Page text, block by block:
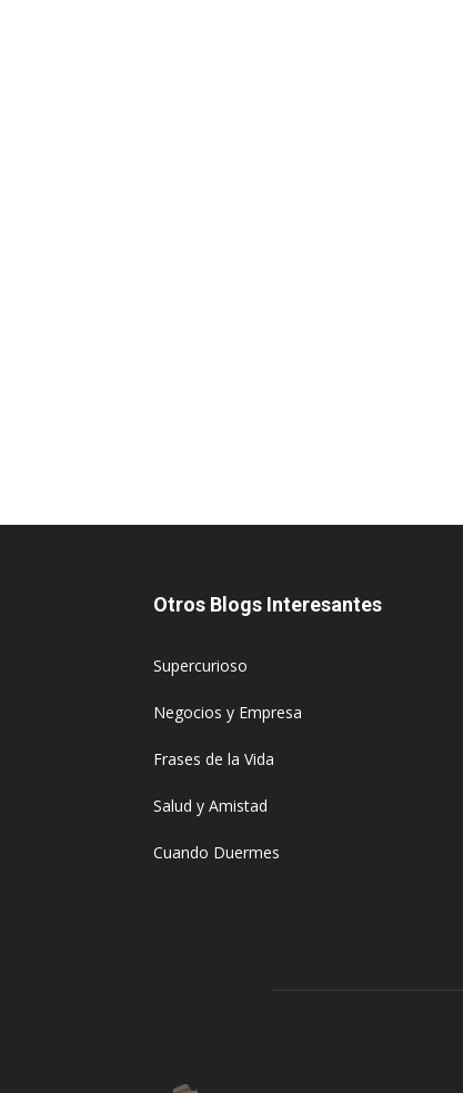
Otros Blogs Interesantes
Supercurioso
Negocios y Empresa
Frases de la Vida
Salud y Amistad
Cuando Duermes